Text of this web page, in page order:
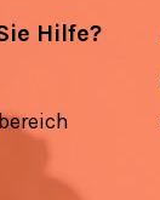
Hilfe?